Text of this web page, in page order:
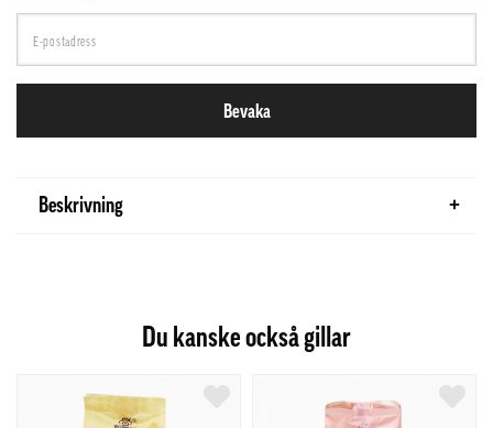
Bevaka
Beskrivning
Du kanske också gillar